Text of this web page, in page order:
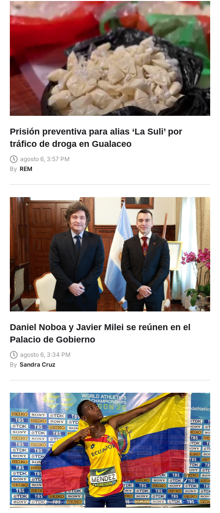
Prisión preventiva para alias ‘La Suli’ por
tráfico de droga en Gualaceo
agosto 6, 3:57 PM
By REM
Daniel Noboa y Javier Milei se reúnen en el
Palacio de Gobierno
agosto 6, 3:34 PM
By Sandra Cruz